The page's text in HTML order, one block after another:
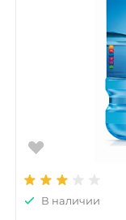
В наличии